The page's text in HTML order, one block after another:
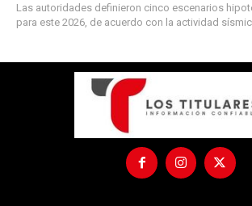
Las autoridades definieron cinco escenarios
para este 2026, de acuerdo con la actividad